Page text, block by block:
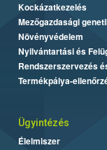
Kockázatkezelés
Mezőgazdasági
Növényvédelem
Nyilvántartási és
Rendszerszervezés
Termékpálya-
Ügyintézés
Élelmiszer